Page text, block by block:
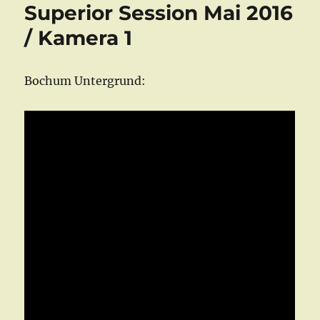
2016
Superior Session Mai 2016
/ Kamera 1
Bochum Untergrund: